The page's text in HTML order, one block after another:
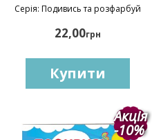
Серія: Подивись та розфарбуй
22,00грн
Купити
Акція
-10%